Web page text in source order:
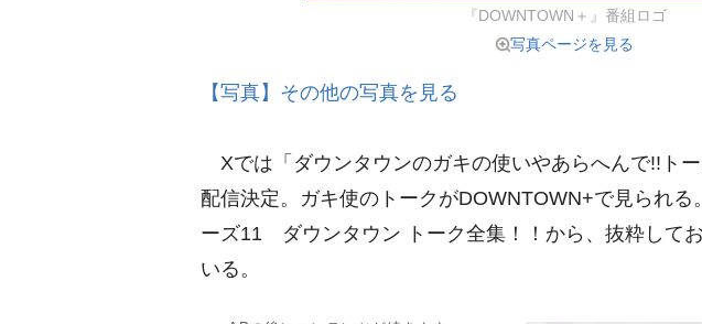
『DOWNTOWN＋』番組ロゴ
写真ページを見る
【写真】その他の写真を見る
Xでは「ダウンタウンのガキの使いやあらへんで!!ト
配信決定。ガキ使のトークがDOWNTOWN+で見られる
ーズ11 ダウンタウン トーク全集！！から、抜粋して
いる。